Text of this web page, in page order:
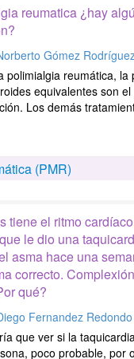
reumatica ¿hay
Gómez
polimialgia reumática, la
equivalentes son
Los demás
(PMR)
tiene el ritmo
le dio una
asma hace una
correcto.
qué?
Fernandez Redondo
que ver si la
poco probable, por